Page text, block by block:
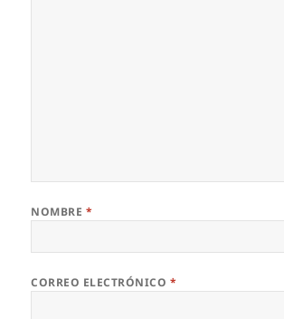
NOMBRE *
CORREO ELECTRÓNICO *